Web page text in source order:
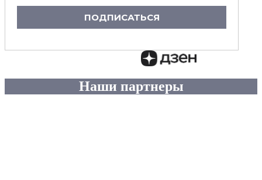
ПОДПИСАТЬСЯ
Наши партнеры